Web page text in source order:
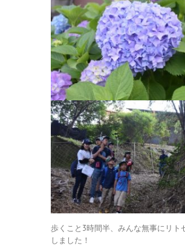
歩くこと3時間半、みんな無事にリト
しました！